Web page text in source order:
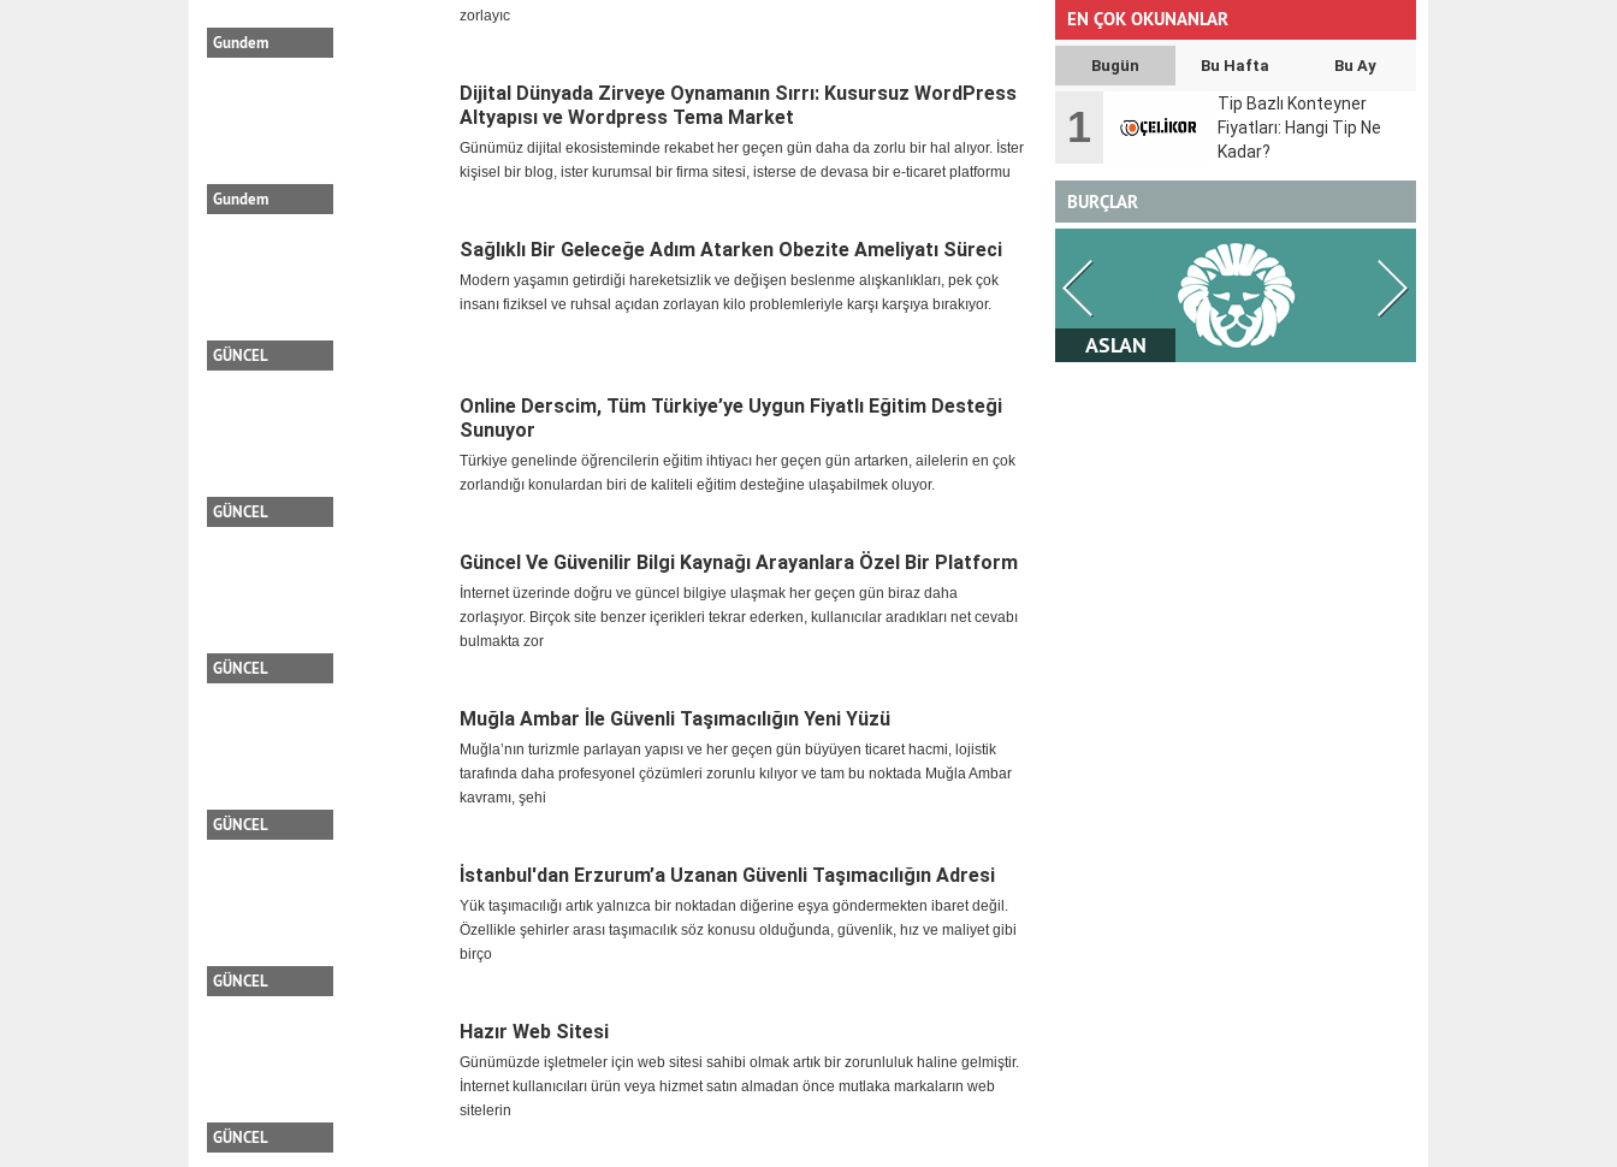
Gundem
zorlayıc
Gundem
Dijital Dünyada Zirveye Oynamanın Sırrı: Kusursuz WordPress
Altyapısı ve Wordpress Tema Market
Günümüz dijital ekosisteminde rekabet her geçen gün daha da zorlu bir hal alıyor. İster
kişisel bir blog, ister kurumsal bir firma sitesi, isterse de devasa bir e-ticaret platformu
GÜNCEL
Sağlıklı Bir Geleceğe Adım Atarken Obezite Ameliyatı Süreci
Modern yaşamın getirdiği hareketsizlik ve değişen beslenme alışkanlıkları, pek çok
insanı fiziksel ve ruhsal açıdan zorlayan kilo problemleriyle karşı karşıya bırakıyor.
GÜNCEL
Online Derscim, Tüm Türkiye’ye Uygun Fiyatlı Eğitim Desteği
Sunuyor
Türkiye genelinde öğrencilerin eğitim ihtiyacı her geçen gün artarken, ailelerin en çok
zorlandığı konulardan biri de kaliteli eğitim desteğine ulaşabilmek oluyor.
GÜNCEL
Güncel Ve Güvenilir Bilgi Kaynağı Arayanlara Özel Bir Platform
İnternet üzerinde doğru ve güncel bilgiye ulaşmak her geçen gün biraz daha
zorlaşıyor. Birçok site benzer içerikleri tekrar ederken, kullanıcılar aradıkları net cevabı
bulmakta zor
GÜNCEL
Muğla Ambar İle Güvenli Taşımacılığın Yeni Yüzü
Muğla’nın turizmle parlayan yapısı ve her geçen gün büyüyen ticaret hacmi, lojistik
tarafında daha profesyonel çözümleri zorunlu kılıyor ve tam bu noktada Muğla Ambar
kavramı, şehi
GÜNCEL
İstanbul'dan Erzurum’a Uzanan Güvenli Taşımacılığın Adresi
Yük taşımacılığı artık yalnızca bir noktadan diğerine eşya göndermekten ibaret değil.
Özellikle şehirler arası taşımacılık söz konusu olduğunda, güvenlik, hız ve maliyet gibi
birço
GÜNCEL
Hazır Web Sitesi
Günümüzde işletmeler için web sitesi sahibi olmak artık bir zorunluluk haline gelmiştir.
İnternet kullanıcıları ürün veya hizmet satın almadan önce mutlaka markaların web
sitelerin
EN ÇOK OKUNANLAR
Bugün Bu Hafta Bu Ay
1
Tip Bazlı Konteyner
Fiyatları: Hangi Tip Ne
Kadar?
BURÇLAR
BAŞAK